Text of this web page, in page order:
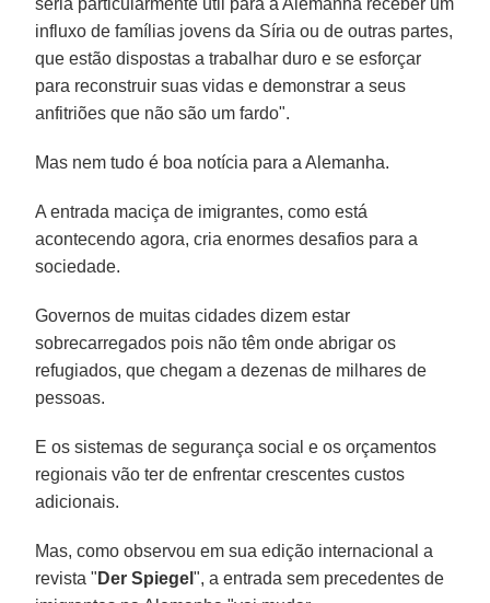
influxo de famílias jovens da Síria ou de outras partes,
que estão dispostas a trabalhar duro e se esforçar
para reconstruir suas vidas e demonstrar a seus
anfitriões que não são um fardo".
Mas nem tudo é boa notícia para a Alemanha.
A entrada maciça de imigrantes, como está
acontecendo agora, cria enormes desafios para a
sociedade.
Governos de muitas cidades dizem estar
sobrecarregados pois não têm onde abrigar os
refugiados, que chegam a dezenas de milhares de
pessoas.
E os sistemas de segurança social e os orçamentos
regionais vão ter de enfrentar crescentes custos
adicionais.
Mas, como observou em sua edição internacional a
revista " Der Spiegel", a entrada sem precedentes de